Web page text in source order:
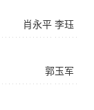
肖永平 李珏
郭玉军